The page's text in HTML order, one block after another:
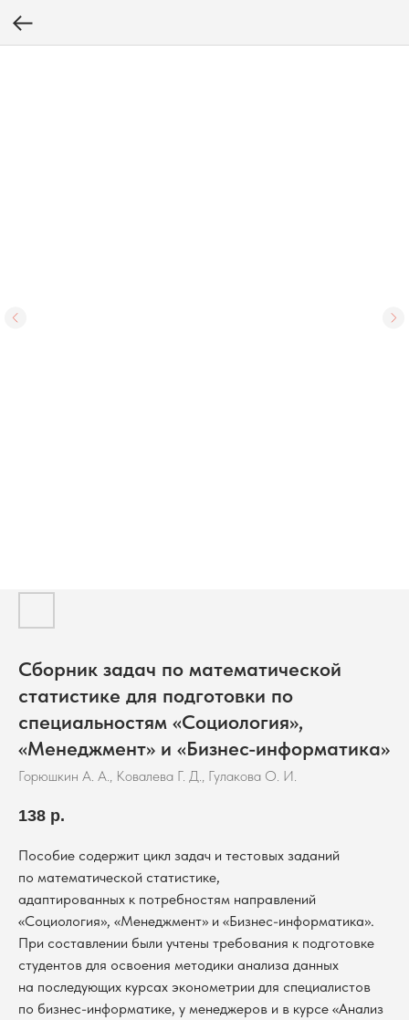
Сборник задач по математической
статистике для подготовки по
специальностям «Социология»,
«Менеджмент» и «Бизнес-информатика»
Горюшкин А. А., Ковалева Г. Д., Гулакова О. И.
138 р.
Пособие содержит цикл задач и тестовых заданий
по математической статистике,
адаптированных к потребностям направлений
«Социология», «Менеджмент» и «Бизнес-информатика».
При составлении были учтены требования к подготовке
студентов для освоения методики анализа данных
на последующих курсах эконометрии для специалистов
по бизнес-информатике, у менеджеров и в курсе «Анализ